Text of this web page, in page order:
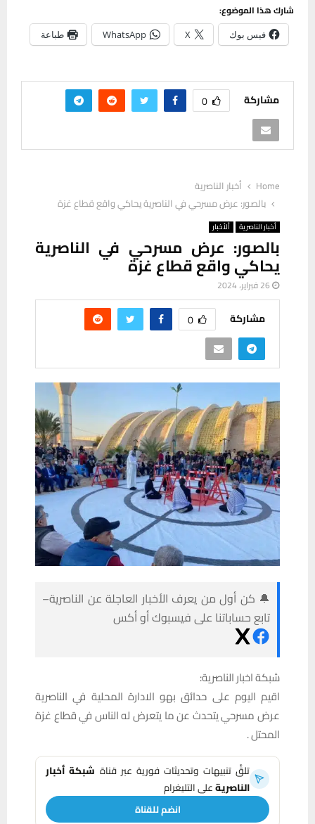
شارك هذا الموضوع:
فيس بوك X
WhatsApp طباعة
مشاركة 0
Home
أخبار الناصرية
بالصور: عرض مسرحي في الناصرية يحاكي واقع قطاع غزة
أخبار الناصرية ألأخبار
بالصور: عرض مسرحي في الناصرية
يحاكي واقع قطاع غزة
26 فبراير، 2024
مشاركة 0
🔔 كن أول من يعرف الأخبار العاجلة عن الناصرية–
تابع حساباتنا على فيسبوك أو أكس
شبكة اخبار الناصرية:
اقيم اليوم على حدائق بهو الادارة المحلية في الناصرية
عرض مسرحي يتحدث عن ما يتعرض له الناس في قطاع غزة
المحتل .
تلقَّ تنبيهات وتحديثات فورية عبر قناة شبكة أخبار
الناصريةعلى التليغرام
انضم للقناة